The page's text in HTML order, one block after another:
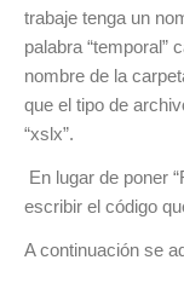
trabaje tenga un
palabra “temporal”
nombre de la
que el tipo de
“xslx”.
En lugar de poner
escribir el código
A continuación se